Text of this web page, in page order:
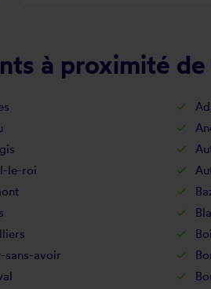
à proximité
le-roi
sans-avoir